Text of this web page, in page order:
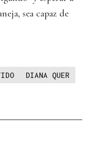
sea capaz de
DIANA QUER